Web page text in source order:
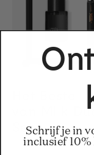
van Milk
SetSchrijf je in
inclusief